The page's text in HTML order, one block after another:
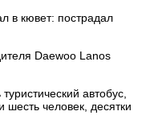
в кювет: пострадал
Daewoo Lanos
автобус,
человек, десятки